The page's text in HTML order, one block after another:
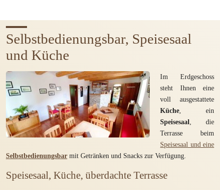
Selbstbedienungsbar, Speisesaal
und Küche
Im Erdgeschoss
steht Ihnen eine
voll ausgestattete
Küche, ein
Speisesaal, die
Terrasse beim
Speisesaal und eine
Selbstbedienungsbar mit Getränken und Snacks zur Verfügung.
Speisesaal, Küche, überdachte Terrasse